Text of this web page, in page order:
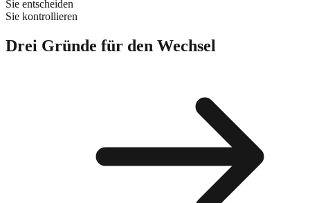
Sie entscheiden
Sie kontrollieren
Drei Gründe für den Wechsel